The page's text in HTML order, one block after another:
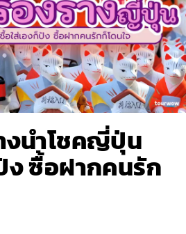
งนำโชคญี่ปุ่น
ง ซื้อฝากคนรัก